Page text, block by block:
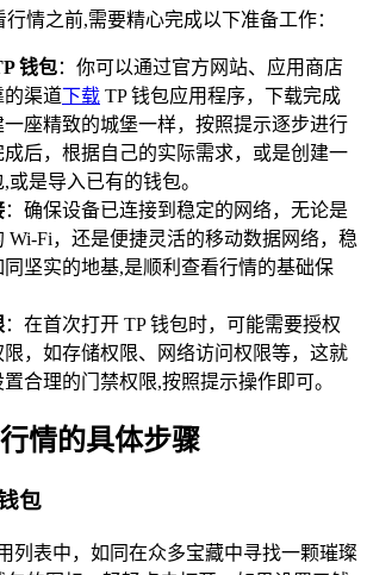
情之前,需要精心完成以下准备工作：
钱包：你可以通过官方网站、应用商店
的渠道下载 TP 钱包应用程序，下载完成
座精致的城堡一样，按照提示逐步进行
后，根据自己的实际需求，或是创建一
或是导入已有的钱包。
：确保设备已连接到稳定的网络，无论是
Wi-Fi，还是便捷灵活的移动数据网络，稳
坚实的地基,是顺利查看行情的基础保
：在首次打开 TP 钱包时，可能需要授权
，如存储权限、网络访问权限等，这就
合理的门禁权限,按照提示操作即可。
情的具体步骤
包
列表中，如同在众多宝藏中寻找一颗璀璨